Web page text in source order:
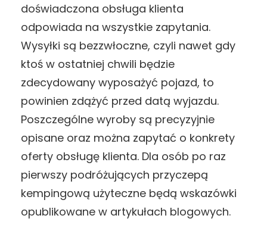
doświadczona obsługa klienta
odpowiada na wszystkie zapytania.
Wysyłki są bezzwłoczne, czyli nawet gdy
ktoś w ostatniej chwili będzie
zdecydowany wyposażyć pojazd, to
powinien zdążyć przed datą wyjazdu.
Poszczególne wyroby są precyzyjnie
opisane oraz można zapytać o konkrety
oferty obsługę klienta. Dla osób po raz
pierwszy podróżujących przyczepą
kempingową użyteczne będą wskazówki
opublikowane w artykułach blogowych.